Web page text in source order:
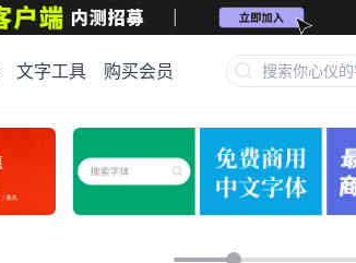
文字工具 购买会员